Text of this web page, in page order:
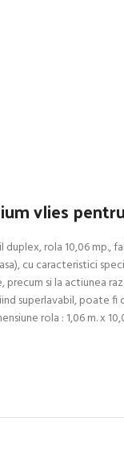
vlies
rola 10,06 mp.,
cu caracteristici
precum si la actiunea
superlavabil, poate
rola : 1,06 m. x